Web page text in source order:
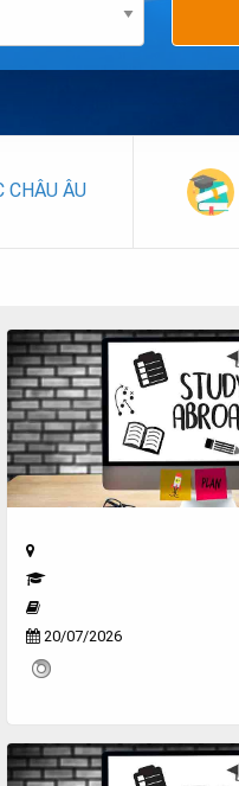
CHÂU ÂU
20/07/2026